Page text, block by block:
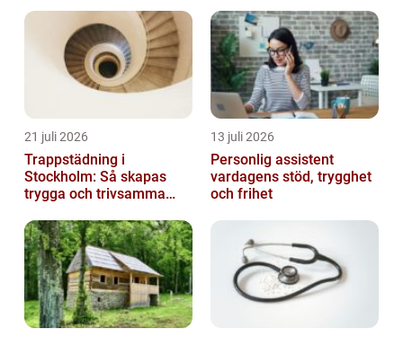
21 juli 2026
Trappstädning i
Stockholm: Så skapas
trygga och trivsamma
13 juli 2026
Personlig assistent
vardagens stöd, trygghet
och frihet